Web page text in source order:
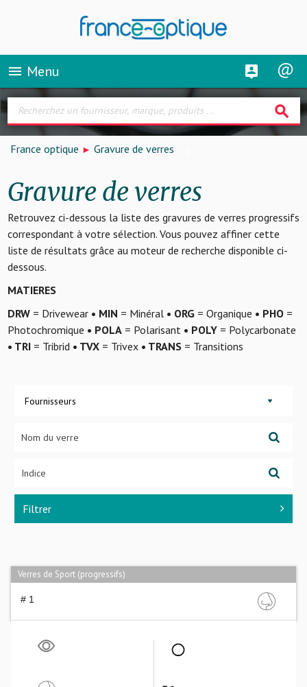
menu Menu
search
France optique Gravure de verres
Gravure de verres
Retrouvez ci-dessous la liste des gravures de verres progressifs
correspondant à votre sélection. Vous pouvez affiner cette
liste de résultats grâce au moteur de recherche disponible ci-
dessous.
MATIERES
DRW= Drivewear • MIN = Minéral • ORG= Organique • PHO=
Photochromique • POLA= Polarisant • POLY= Polycarbonate
• TRI= Tribrid • TVX= Trivex • TRANS= Transitions
Fournisseurs
Filtrer
Verres de Sport (progressifs)
# 1